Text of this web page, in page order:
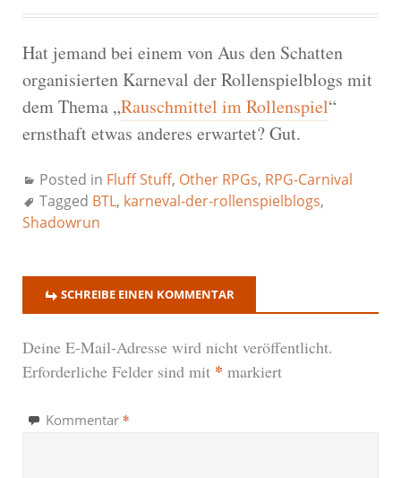
Hat jemand bei einem von Aus den Schatten
organisierten Karneval der Rollenspielblogs mit
dem Thema „Rauschmittel im Rollenspiel“
ernsthaft etwas anderes erwartet? Gut.
Posted in Fluff Stuff, Other RPGs, RPG-Carnival
Tagged BTL, karneval-der-rollenspielblogs,
Shadowrun
SCHREIBE EINEN KOMMENTAR
Deine E-Mail-Adresse wird nicht veröffentlicht.
Erforderliche Felder sind mit * markiert
Kommentar *